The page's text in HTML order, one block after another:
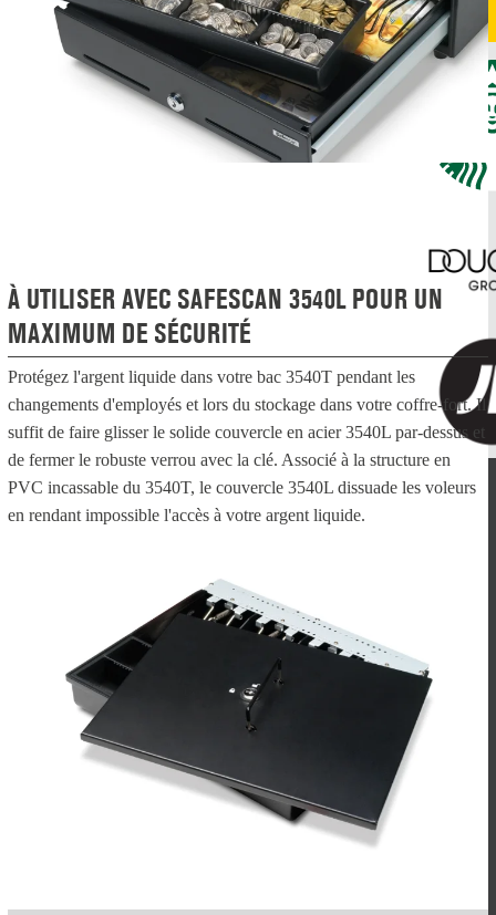
À UTILISER AVEC SAFESCAN 3540L POUR UN
MAXIMUM DE SÉCURITÉ
Protégez l'argent liquide dans votre bac 3540T pendant les
changements d'employés et lors du stockage dans votre coffre-fort. Il
suffit de faire glisser le solide couvercle en acier 3540L par-dessus et
de fermer le robuste verrou avec la clé. Associé à la structure en
PVC incassable du 3540T, le couvercle 3540L dissuade les voleurs
en rendant impossible l'accès à votre argent liquide.